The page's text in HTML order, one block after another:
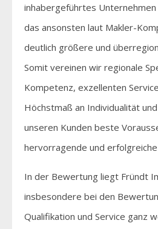
inhabergeführtes
das ansonsten laut Makler-
deutlich größere und
Somit vereinen wir regionale
Kompetenz, exzellenten
Höchstmaß an Individualität
unseren Kunden beste
hervorragende und
In der Bewertung liegt Fründt
insbesondere bei den
Qualifikation und Service ganz